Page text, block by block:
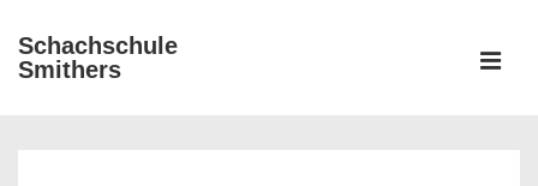
Zum
Inhalt
Schachschule
Smithers